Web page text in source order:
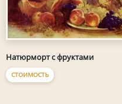
Натюрморт с фруктами
СТОИМОСТЬ